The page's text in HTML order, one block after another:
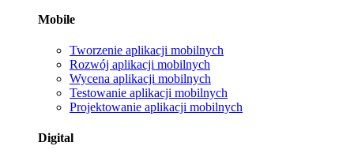
Mobile
Tworzenie aplikacji mobilnych
Rozwój aplikacji mobilnych
Wycena aplikacji mobilnych
Testowanie aplikacji mobilnych
Projektowanie aplikacji mobilnych
Digital